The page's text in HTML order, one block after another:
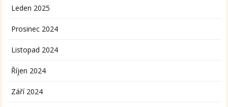
Leden 2025
Prosinec 2024
Listopad 2024
Říjen 2024
Září 2024